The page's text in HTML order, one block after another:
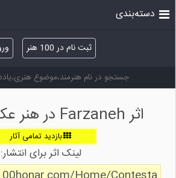
ثبت نام در 100 هنر
دسته‌بندی
اثر Farzaneh در هنر عکاسی : شهر
بازدید تمامی آثار
لینک اثر برای انتشار: